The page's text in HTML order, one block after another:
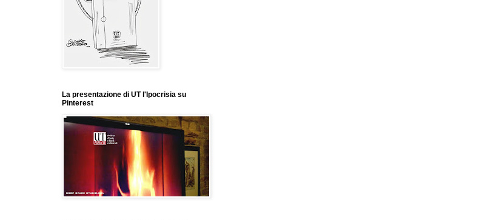
La presentazione di UT l'Ipocrisia su
Pinterest